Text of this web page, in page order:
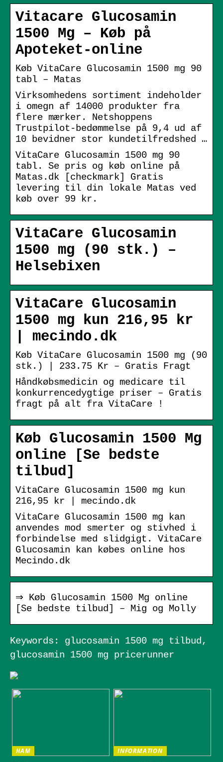
Vitacare Glucosamin
1500 Mg – Køb på
Apoteket-online
Køb VitaCare Glucosamin 1500 mg 90
tabl – Matas
Virksomhedens sortiment indeholder
i omegn af 14000 produkter fra
flere mærker. Netshoppens
Trustpilot-bedømmelse på 9,4 ud af
10 bevidner stor kundetilfredshed …
VitaCare Glucosamin 1500 mg 90
tabl. Se pris og køb online på
Matas.dk [checkmark] Gratis
levering til din lokale Matas ved
køb over 99 kr.
VitaCare Glucosamin
1500 mg (90 stk.) –
Helsebixen
VitaCare Glucosamin
1500 mg kun 216,95 kr
| mecindo.dk
Køb VitaCare Glucosamin 1500 mg (90
stk.) | 233.75 Kr – Gratis Fragt
Håndkøbsmedicin og medicare til
konkurrencedygtige priser – Gratis
fragt på alt fra VitaCare !
Køb Glucosamin 1500 Mg
online [Se bedste
tilbud]
VitaCare Glucosamin 1500 mg kun
216,95 kr | mecindo.dk
VitaCare Glucosamin 1500 mg kan
anvendes mod smerter og stivhed i
forbindelse med slidgigt. VitaCare
Glucosamin kan købes online hos
Mecindo.dk
⇒ Køb Glucosamin 1500 Mg online
[Se bedste tilbud] – Mig og Molly
Keywords: glucosamin 1500 mg tilbud,
glucosamin 1500 mg pricerunner
HAM INFORMATION